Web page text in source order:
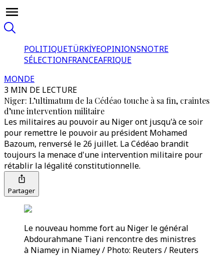
POLITIQUETÜRKİYEOPINIONSNOTRE
SÉLECTIONFRANCEAFRIQUE
MONDE
3 MIN DE LECTURE
Niger: L’ultimatum de la Cédéao touche à sa fin, craintes
d’une intervention militaire
Les militaires au pouvoir au Niger ont jusqu'à ce soir
pour remettre le pouvoir au président Mohamed
Bazoum, renversé le 26 juillet. La Cédéao brandit
toujours la menace d'une intervention militaire pour
rétablir la légalité constitutionnelle.
Partager
Le nouveau homme fort au Niger le général
Abdourahmane Tiani rencontre des ministres
à Niamey in Niamey / Photo: Reuters / Reuters